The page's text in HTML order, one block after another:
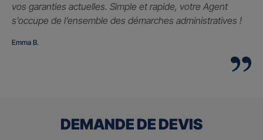
vos garanties actuelles. Simple et rapide, votre Agent
s’occupe de l’ensemble des démarches administratives !
Emma B.
DEMANDE DE DEVIS